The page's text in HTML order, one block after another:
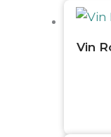
Vin